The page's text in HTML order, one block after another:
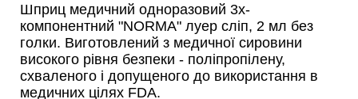
Шприц медичний одноразовий 3х-
компонентний "NORMA" луер сліп, 2 мл без
голки. Виготовлений з медичної сировини
високого рівня безпеки - поліпропілену,
схваленого і допущеного до використання в
медичних цілях FDA.